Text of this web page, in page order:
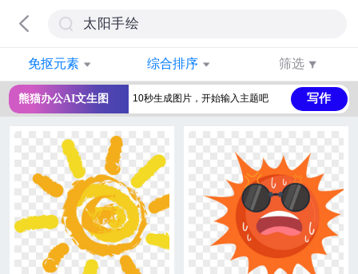
免抠元素 综合排序 筛选
熊猫办公AI文生图 写作